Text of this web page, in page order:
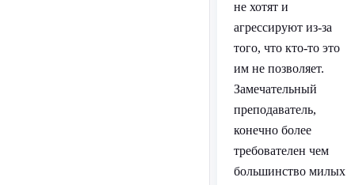
не хотят и
агрессируют из-за
того, что кто-то это
им не позволяет.
Замечательный
преподаватель,
конечно более
требователен чем
большинство милых